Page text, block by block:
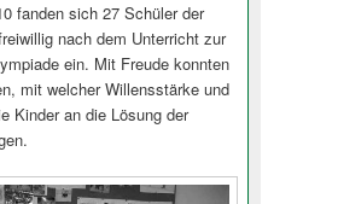
fanden sich 27 Schüler der
nach dem Unterricht zur
ein. Mit Freude konnten
mit welcher Willensstärke und
Kinder an die Lösung der